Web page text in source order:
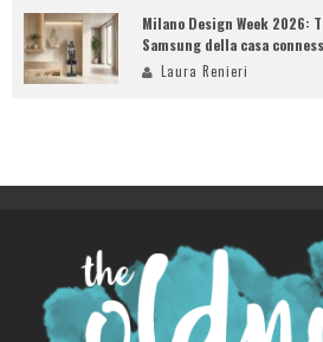
Milano Design Week 2026:
Samsung della casa
Laura Renieri